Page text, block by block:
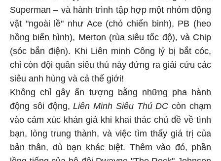
Superman – và hành trình tập hợp một nhóm động
vật "ngoài lề" như Ace (chó chiến binh), PB (heo
hồng biến hình), Merton (rùa siêu tốc độ), và Chip
(sóc bắn điện). Khi Liên minh Công lý bị bắt cóc,
chỉ còn đội quân siêu thú này đứng ra giải cứu các
siêu anh hùng và cả thế giới!
Không chỉ gây ấn tượng bằng những pha hành
động sôi động, Liên Minh Siêu Thú DC còn chạm
vào cảm xúc khán giả khi khai thác chủ đề về tình
bạn, lòng trung thành, và việc tìm thấy giá trị của
bản thân, dù bạn khác biệt. Thêm vào đó, phần